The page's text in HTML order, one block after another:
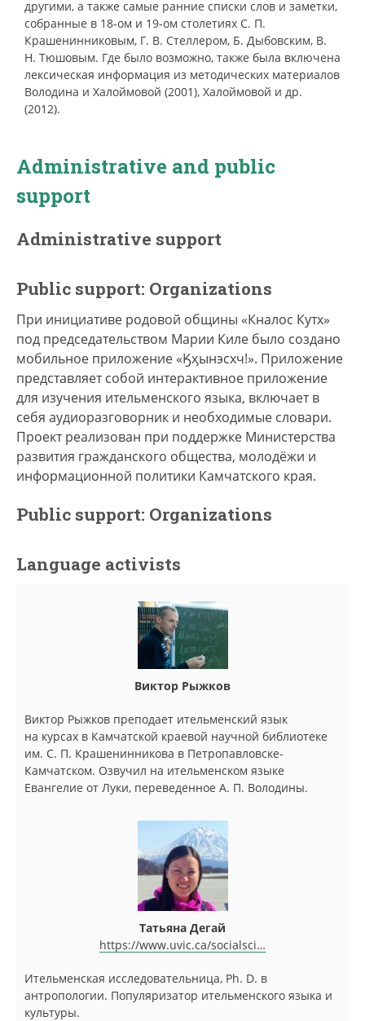
другими, а также самые ранние списки слов и заметки,
собранные в 18-ом и 19-ом столетиях С. П.
Крашенинниковым, Г. В. Стеллером, Б. Дыбовским, В.
Н. Тюшовым. Где было возможно, также была включена
лексическая информация из методических материалов
Володина и Халоймовой (2001), Халоймовой и др.
(2012).
Administrative and public
support
Administrative support
Public support: Organizations
При инициативе родовой общины «‎Кналос Кутх»
под председательством Марии Киле было создано
мобильное приложение «‎Ӄӽынэсхч!»‎. Приложение
представляет собой интерактивное приложение
для изучения ительменского языка, включает в
себя аудиоразговорник и необходимые словари.
Проект реализован при поддержке Министерства
развития гражданского общества, молодёжи и
информационной политики Камчатского края.
Public support: Organizations
Language activists
Виктор Рыжков
Виктор Рыжков преподает ительменский язык
на курсах в Камчатской краевой научной библиотеке
им. С. П. Крашенинникова в Петропавловске-
Камчатском. Озвучил на ительменском языке
Евангелие от Луки, переведенное А. П. Володины.
Татьяна Дегай
https://www.uvic.ca/socialsci…
Ительменская исследовательница, Ph. D. в
антропологии. Популяризатор ительменского языка и
культуры.